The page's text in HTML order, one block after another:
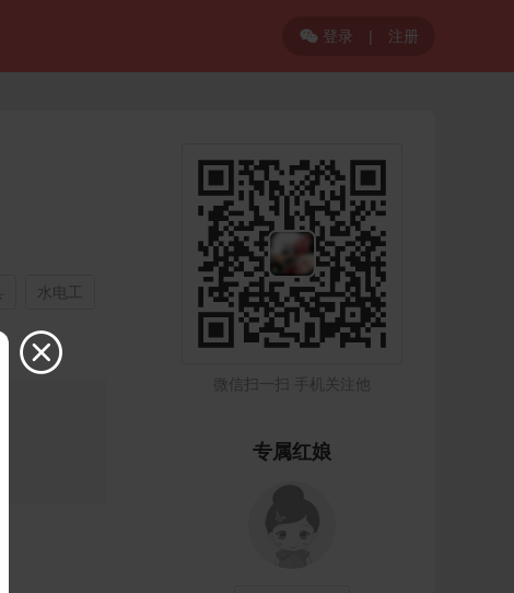
 登录 | 注册
水电工
微信扫一扫 手机关注他
专属红娘
